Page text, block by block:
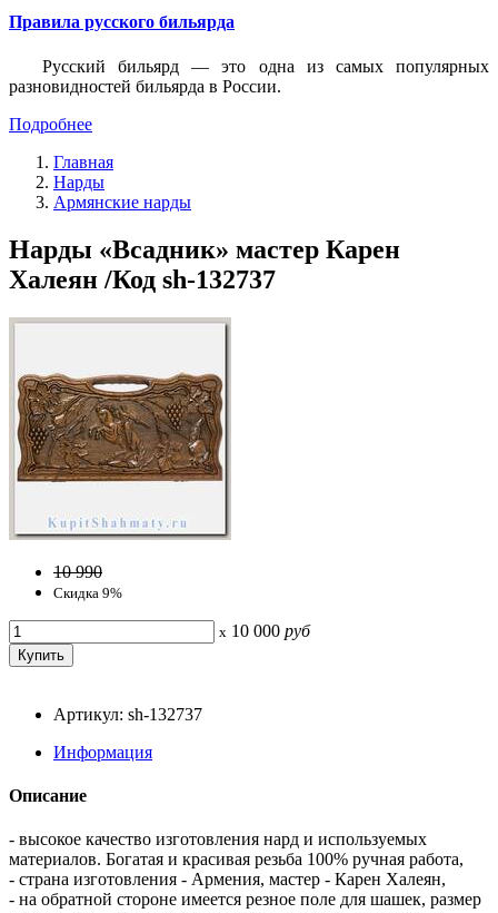
Правила русского бильярда
Русский бильярд — это одна из самых популярных
разновидностей бильярда в России.
Подробнее
Главная
Нарды
Армянские нарды
Нарды «Всадник» мастер Карен
Халеян /Код sh-132737
10 990
Скидка 9%
x 10 000 руб
Артикул: sh-132737
Информация
Описание
- высокое качество изготовления нард и используемых
материалов. Богатая и красивая резьба 100% ручная работа,
- страна изготовления - Армения, мастер - Карен Халеян,
- на обратной стороне имеется резное поле для шашек, размер